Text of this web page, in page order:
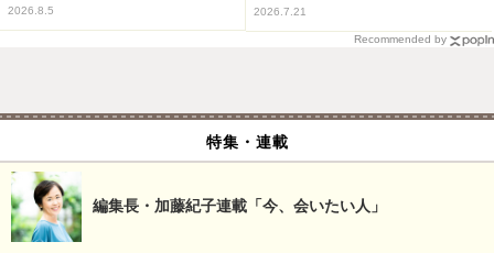
2026.8.5 2026.7.21
Recommended by
特集・連載
編集長・加藤紀子連載「今、会いたい人」